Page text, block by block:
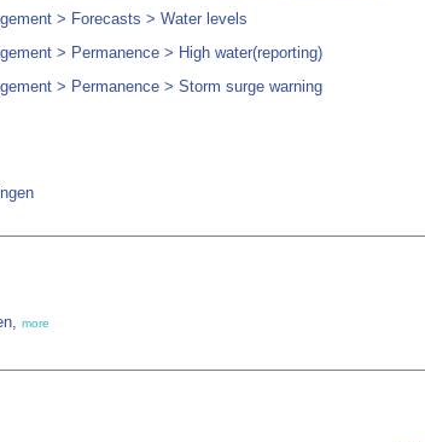
> Forecasts > Water levels
> Permanence > High water(reporting)
> Permanence > Storm surge warning
more